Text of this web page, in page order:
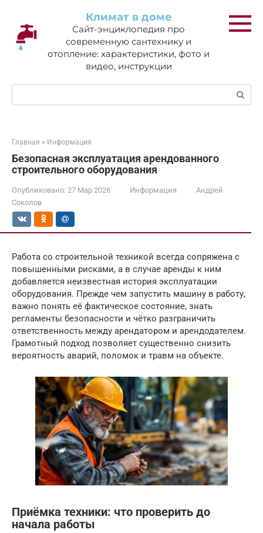
контенту
Климат в доме
Сайт-энциклопедия про
современную сантехнику и
отопление: характеристики, фото и
видео, инструкции
Поиск:
Главная » Информация
Безопасная эксплуатация арендованного
строительного оборудования
Опубликовано: 27 Мар 2026 Информация
Андрей
Соколов
Работа со строительной техникой всегда сопряжена с
повышенными рисками, а в случае аренды к ним
добавляется неизвестная история эксплуатации
оборудования. Прежде чем запустить машину в работу,
важно понять её фактическое состояние, знать
регламенты безопасности и чётко разграничить
ответственность между арендатором и арендодателем.
Грамотный подход позволяет существенно снизить
вероятность аварий, поломок и травм на объекте.
Приёмка техники: что проверить до
начала работы